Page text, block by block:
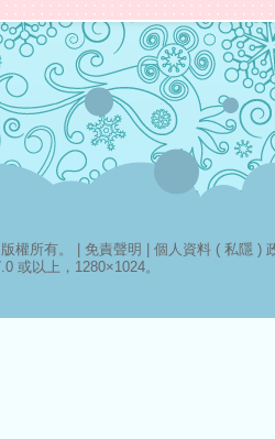
權所有。 | 免責聲明
個人資料 ( 私隱 )
或以上，1280×1024。